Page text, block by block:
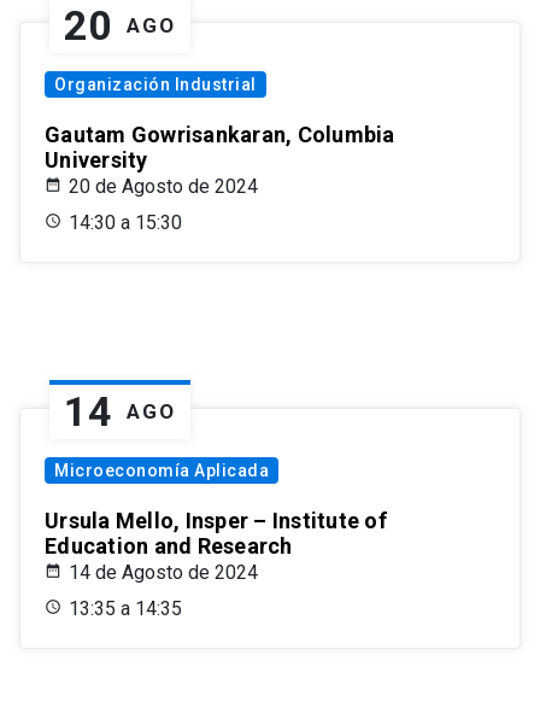
20 AGO
Organización Industrial
Gautam Gowrisankaran, Columbia
University
20 de Agosto de 2024
14:30 a 15:30
14 AGO
Microeconomía Aplicada
Ursula Mello, Insper – Institute of
Education and Research
14 de Agosto de 2024
13:35 a 14:35